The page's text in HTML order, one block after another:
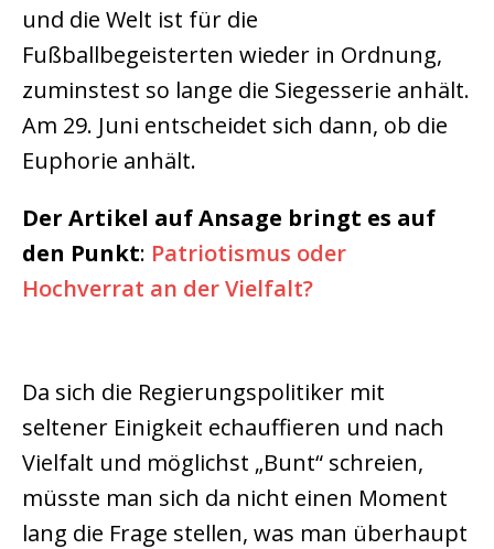
und die Welt ist für die
Fußballbegeisterten wieder in Ordnung,
zuminstest so lange die Siegesserie anhält.
Am 29. Juni entscheidet sich dann, ob die
Euphorie anhält.
Der Artikel auf Ansage bringt es auf
den Punkt: Patriotismus oder
Hochverrat an der Vielfalt?
Da sich die Regierungspolitiker mit
seltener Einigkeit echauffieren und nach
Vielfalt und möglichst „Bunt“ schreien,
müsste man sich da nicht einen Moment
lang die Frage stellen, was man überhaupt